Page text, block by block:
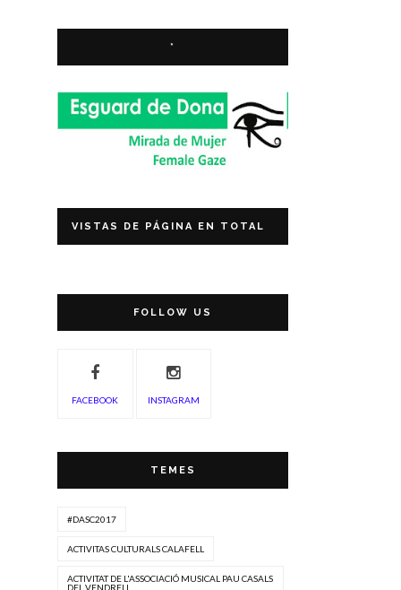
*
VISTAS DE PÁGINA EN TOTAL
FOLLOW US
FACEBOOK INSTAGRAM
TEMES
#DASC2017
ACTIVITAS CULTURALS CALAFELL
ACTIVITAT DE L'ASSOCIACIÓ MUSICAL PAU CASALS
DEL VENDRELL